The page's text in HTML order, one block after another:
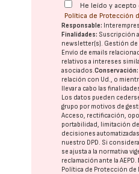
He leído y
Política de Protección
Responsable:
Finalidades: Suscripción
newsletter(s). Gestión de
Envío de emails
relativos a intereses
asociados.Conservación:
relación con Ud., o
llevar a cabo las
Los datos pueden
grupo por motivos de
Acceso, rectificación,
portabilidad, limitación
decisiones
nuestro DPD. Si
se ajusta a la normativa
reclamación ante laAEPD.
Política de Protección de